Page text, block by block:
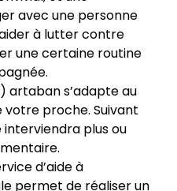
avec une personne
à lutter contre
une certaine routine
artaban s’adapte au
votre proche. Suivant
plus ou
d’aide à
permet de réaliser un